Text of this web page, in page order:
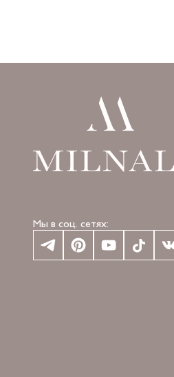
Мы в соц. сетях: